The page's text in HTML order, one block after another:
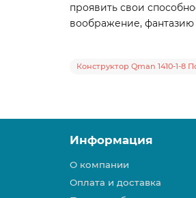
проявить свои
воображение, фантазию
Конструктор Qman 1410-1-8
Информация
О компании
Оплата и доставка